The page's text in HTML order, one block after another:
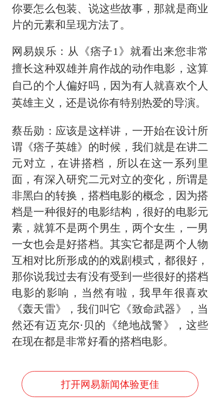
你要怎么包装、说这些故事，那就是商业
片的元素和呈现方法了。
网易娱乐：从《痞子1》就看出来您非常
擅长这种双雄并肩作战的动作电影，这算
自己的个人偏好吗，因为有人就喜欢个人
英雄主义，还是说你有特别热爱的导演。
蔡岳勋：应该是这样讲，一开始在设计所
谓《痞子英雄》的时候，我们就是在讲二
元对立，在讲搭档，所以在这一系列里
面，有深入研究二元对立的变化，所谓是
非黑白的转换，搭档电影的概念，因为搭
档是一种很好的电影结构，很好的电影元
素，就算不是两个男生，两个女生，一男
一女也会是好搭档。其实它都是两个人物
互相对比所形成的的戏剧模式，都很好，
那你说我过去有没有受到一些很好的搭档
电影的影响，当然有啦，我早年很喜欢
《轰天雷》，我们叫它《致命武器》，当
然还有迈克尔·贝的《绝地战警》，这些
在现在都是非常好看的搭档电影。
打开网易新闻体验更佳